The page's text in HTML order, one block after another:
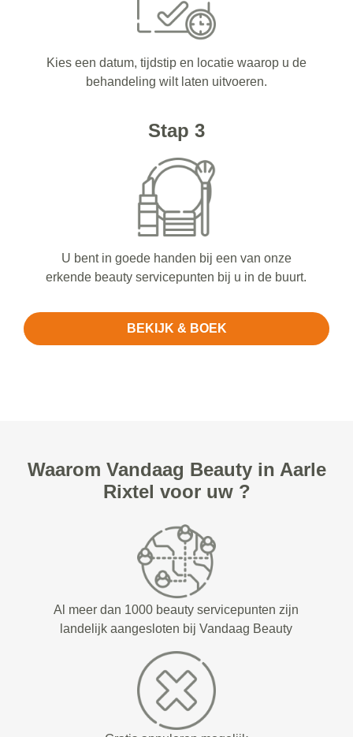
Kies een datum, tijdstip en locatie waarop u de
behandeling wilt laten uitvoeren.
Stap 3
U bent in goede handen bij een van onze
erkende beauty servicepunten bij u in de buurt.
BEKIJK & BOEK
Waarom Vandaag Beauty in Aarle
Rixtel voor uw ?
Al meer dan 1000 beauty servicepunten zijn
landelijk aangesloten bij Vandaag Beauty